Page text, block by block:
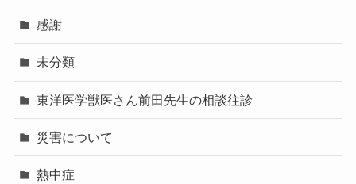
感謝
未分類
東洋医学獣医さん前田先生の相談往診
災害について
熱中症